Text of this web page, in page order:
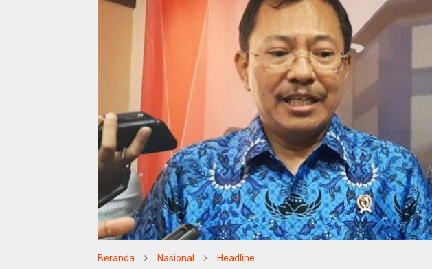
Beranda Nasional Headline